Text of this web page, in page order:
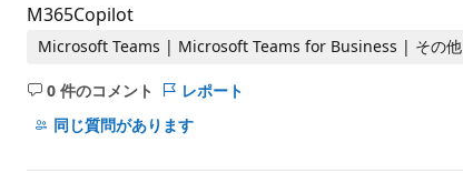
M365Copilot
Microsoft Teams | Microsoft Teams for Business | その他
0 件のコメント
コ
メ
ト
レポート
同じ質問があります